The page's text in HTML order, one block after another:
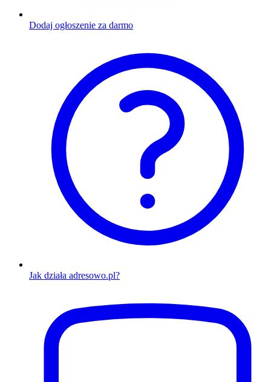
Dodaj ogłoszenie za darmo
Jak działa adresowo.pl?